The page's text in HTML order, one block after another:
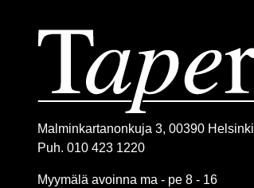
Malminkartanonkuja 3, 00390 Helsinki
Puh. 010 423 1220
Myymälä avoinna ma - pe 8 - 16